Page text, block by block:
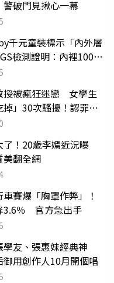
破門見揪心一幕
千元童裝標示「內外層
檢測證明：內裡100%
授被瘋狂迷戀 女學生
」30次騷擾！認罪免
了！20歲李嫣近況曝
翻全網
賽爆「胸罩作弊」！
3.6％ 官方急出手
友、張惠妹經典神
用創作人10月開個唱